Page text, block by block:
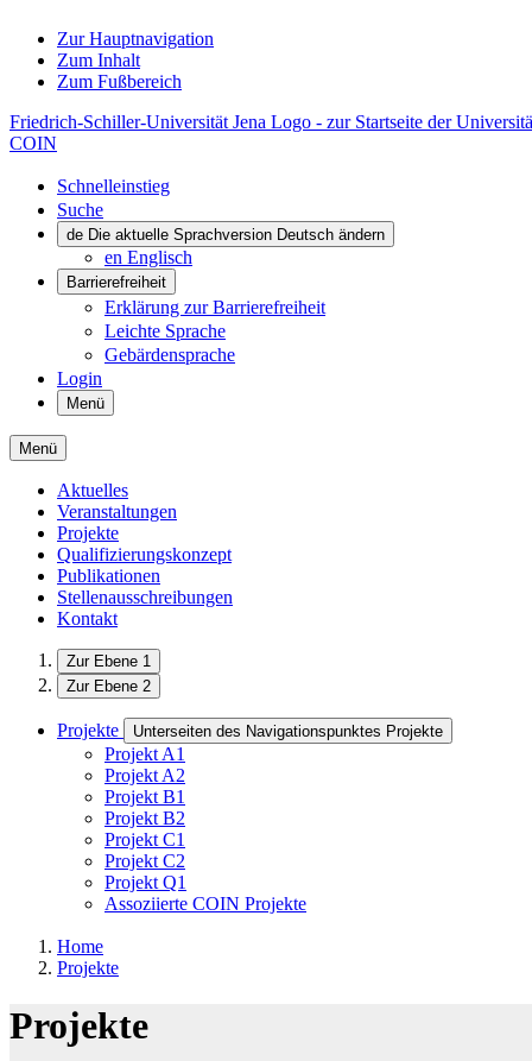
Zur Hauptnavigation
Zum Inhalt
Zum Fußbereich
Friedrich-Schiller-Universität Jena Logo - zur Startseite der
COIN
Schnelleinstieg
Suche
de Die aktuelle Sprachversion Deutsch ändern
en Englisch
Barrierefreiheit
Erklärung zur Barrierefreiheit
Leichte Sprache
Gebärdensprache
Login
Menü
Menü
Aktuelles
Veranstaltungen
Projekte
Qualifizierungskonzept
Publikationen
Stellenausschreibungen
Kontakt
Zur Ebene 1
Zur Ebene 2
Projekte Unterseiten des Navigationspunktes Projekte
Projekt A1
Projekt A2
Projekt B1
Projekt B2
Projekt C1
Projekt C2
Projekt Q1
Assoziierte COIN Projekte
Home
Projekte
Projekte